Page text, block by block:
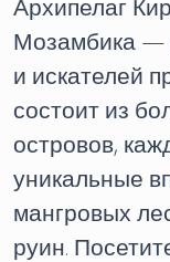
Архипелаг
Мозамбика —
и искателей
состоит из
островов,
уникальные
мангровых
руин.